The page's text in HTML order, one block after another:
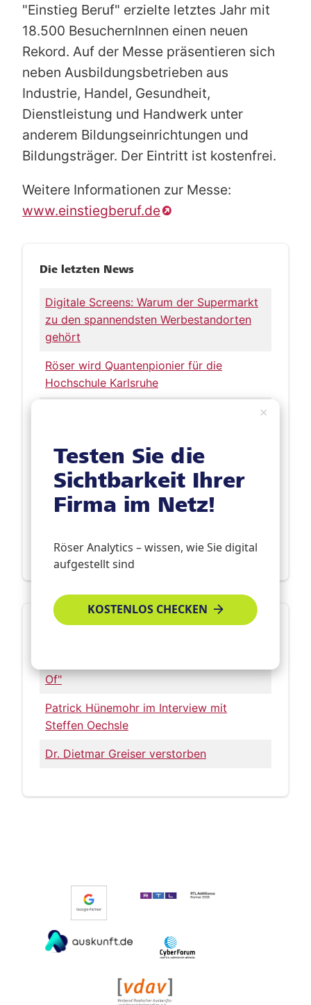
"Einstieg Beruf" erzielte letztes Jahr mit
18.500 BesuchernInnen einen neuen
Rekord. Auf der Messe präsentieren sich
neben Ausbildungsbetrieben aus
Industrie, Handel, Gesundheit,
Dienstleistung und Handwerk unter
anderem Bildungseinrichtungen und
Bildungsträger. Der Eintritt ist kostenfrei.
Weitere Informationen zur Messe:
www.einstiegberuf.de
Die letzten News
Digitale Screens: Warum der Supermarkt
zu den spannendsten Werbestandorten
gehört
Röser wird Quantenpionier für die
Hochschule Karlsruhe
„Glücksgefühle“!
Für alle Seiten ein Gewinn: Die neuen
Pfarrmagazine
Die letzten Kurznachrichten
Of"
Patrick Hünemohr im Interview mit
Steffen Oechsle
Dr. Dietmar Greiser verstorben
Testen Sie die
Sichtbarkeit Ihrer
Firma im Netz!
Röser Analytics – wissen, wie Sie digital
aufgestellt sind
KOSTENLOS CHECKEN
×